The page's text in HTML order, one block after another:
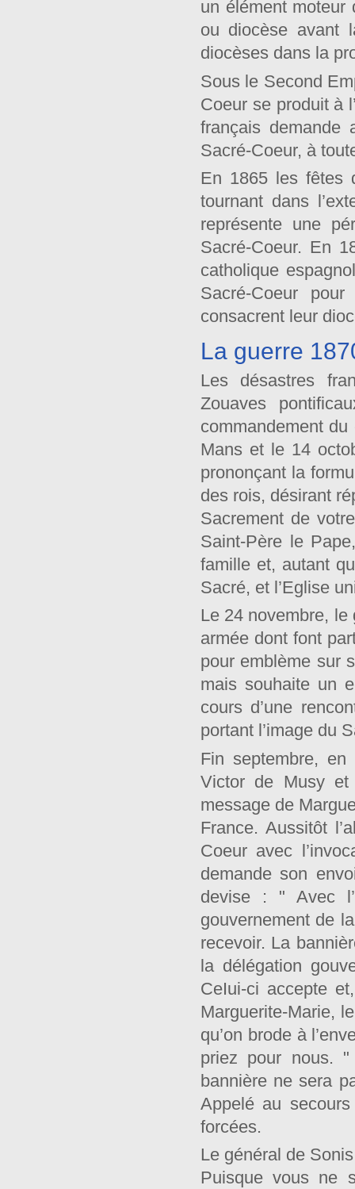
un élément moteur
ou diocèse avant
diocèses dans la
Sous le Second
Coeur se produit à
français demande
Sacré-Coeur, à
En 1865 les fêtes
tournant dans
représente une
Sacré-Coeur. En
catholique
Sacré-Coeur
consacrent leur
La guerre
Les désastres
Zouaves
commandement
Mans et le 14
prononçant la
des rois, désirant
Sacrement de
Saint-Père le
famille et, autant
Sacré, et l’Eglise
Le 24 novembre, le
armée dont font
pour emblème sur
mais souhaite un
cours d’une
portant l’image du
Fin septembre, en
Victor de Musy
message de
France. Aussitôt
Coeur avec
demande son
devise : " Avec
gouvernement de
recevoir. La
la délégation
CeIui-ci accepte
Marguerite-Marie,
qu’on brode à
priez pour nous.
bannière ne sera
Appelé au
forcées.
Le général de
Puisque vous ne